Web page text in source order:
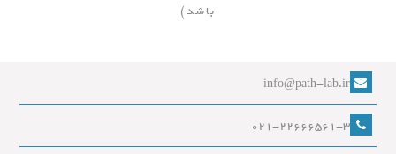
باشد)
info@path-lab.ir
021-22666561-3